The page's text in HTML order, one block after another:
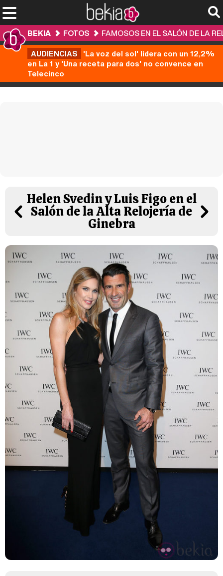
BEKIA FOTOS
FAMOSOS EN EL SALÓN DE LA
AUDIENCIAS 'La voz del sol' lidera con un 12,2%
en La 1 y 'Una receta para dos' no convence en
Telecinco
Helen Svedin y Luis Figo en el
Salón de la Alta Relojería de
Ginebra